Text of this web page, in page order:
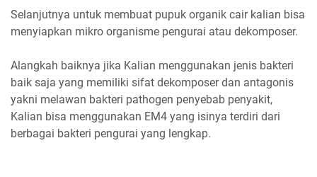
Selanjutnya untuk membuat pupuk organik cair kalian bisa
menyiapkan mikro organisme pengurai atau dekomposer.
Alangkah baiknya jika Kalian menggunakan jenis bakteri
baik saja yang memiliki sifat dekomposer dan antagonis
yakni melawan bakteri pathogen penyebab penyakit,
Kalian bisa menggunakan EM4 yang isinya terdiri dari
berbagai bakteri pengurai yang lengkap.